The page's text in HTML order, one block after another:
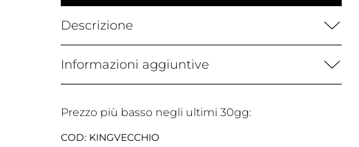
Descrizione
Informazioni aggiuntive
Prezzo più basso negli ultimi 30gg:
COD: KINGVECCHIO